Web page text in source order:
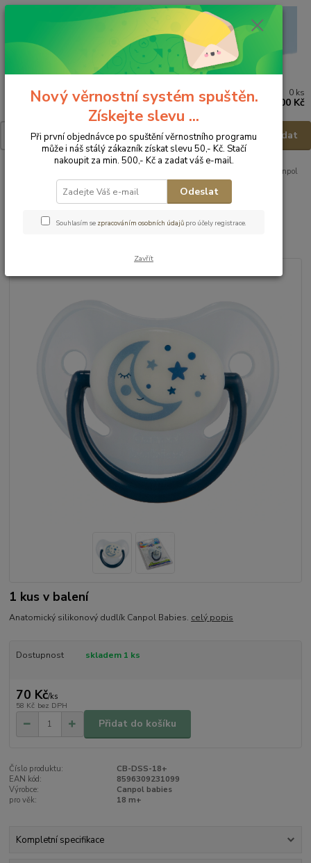
Menu
Hledat
0 ks
0,00 Kč
Canpol
Babies Svítící silikonový dudlík - 18m+
Canpol Babies Svítící silikonový
dudlík - 18m+
1 kus v balení
Anatomický silikonový dudlík Canpol Babies. celý popis
Dostupnost skladem 1 ks
70 Kč/ks
58 Kč bez DPH
Přidat do košíku
Číslo produktu:
CB-DSS-18+
EAN kód:
8596309231099
Výrobce:
Canpol babies
pro věk:
18 m+
Kompletní specifikace
Nový věrnostní systém spuštěn.
Získejte slevu ...
Při první objednávce po spuštění věrnostního programu
může i náš stálý zákazník získat slevu 50,- Kč. Stačí
nakoupit za min. 500,- Kč a zadat váš e-mail.
Odeslat
Souhlasím se zpracováním osobních údajů pro účely registrace.
Zavřít